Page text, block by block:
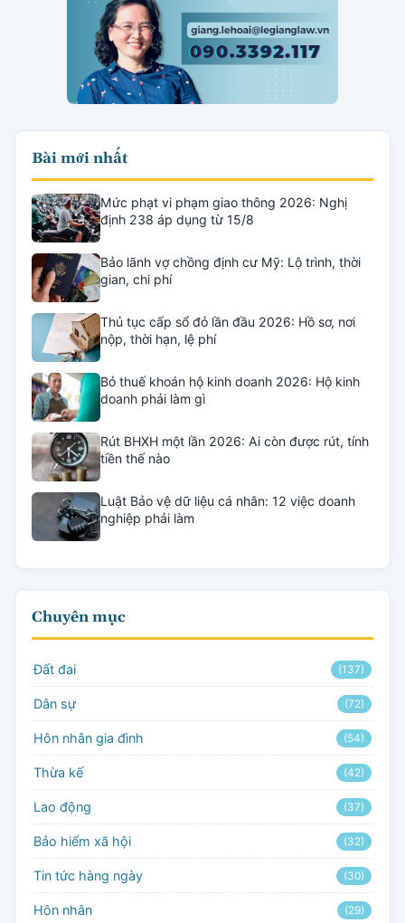
Bài mới nhất
Mức phạt vi phạm giao thông 2026: Nghị
định 238 áp dụng từ 15/8
Bảo lãnh vợ chồng định cư Mỹ: Lộ trình, thời
gian, chi phí
Thủ tục cấp sổ đỏ lần đầu 2026: Hồ sơ, nơi
nộp, thời hạn, lệ phí
Bỏ thuế khoán hộ kinh doanh 2026: Hộ kinh
doanh phải làm gì
Rút BHXH một lần 2026: Ai còn được rút, tính
tiền thế nào
Luật Bảo vệ dữ liệu cá nhân: 12 việc doanh
nghiệp phải làm
Chuyên mục
Đất đai (137)
Dân sự (72)
Hôn nhân gia đình (54)
Thừa kế (42)
Lao động (37)
Bảo hiểm xã hội (32)
Tin tức hàng ngày (30)
Hôn nhân (29)